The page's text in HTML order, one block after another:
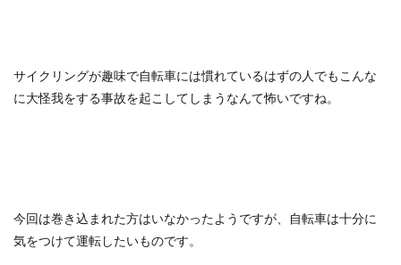
サイクリングが趣味で自転車には慣れているはずの人でもこんな
に大怪我をする事故を起こしてしまうなんて怖いですね。
今回は巻き込まれた方はいなかったようですが、自転車は十分に
気をつけて運転したいものです。